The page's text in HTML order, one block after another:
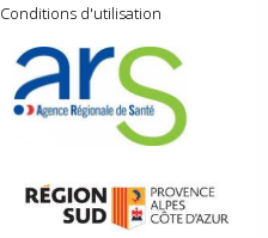
Conditions d'utilisation